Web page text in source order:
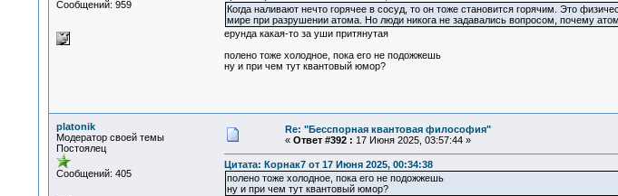
Сообщений: 959
Когда наливают нечто горячее в сосуд, то он тоже становится горячим. Это
мире при разрушении атома. Но люди никога не задавались вопросом, почему
ерунда какая-то за уши притянутая
полено тоже холодное, пока его не подожжешь
ну и при чем тут квантовый юмор?
platonik
Модератор своей темы
Постоялец
Сообщений: 405
Re: "Бесспорная квантовая философия"
« Ответ #392 : 17 Июня 2025, 03:57:44 »
Цитата: Корнак7 от 17 Июня 2025, 00:34:38
полено тоже холодное, пока его не подожжешь
ну и при чем тут квантовый юмор?